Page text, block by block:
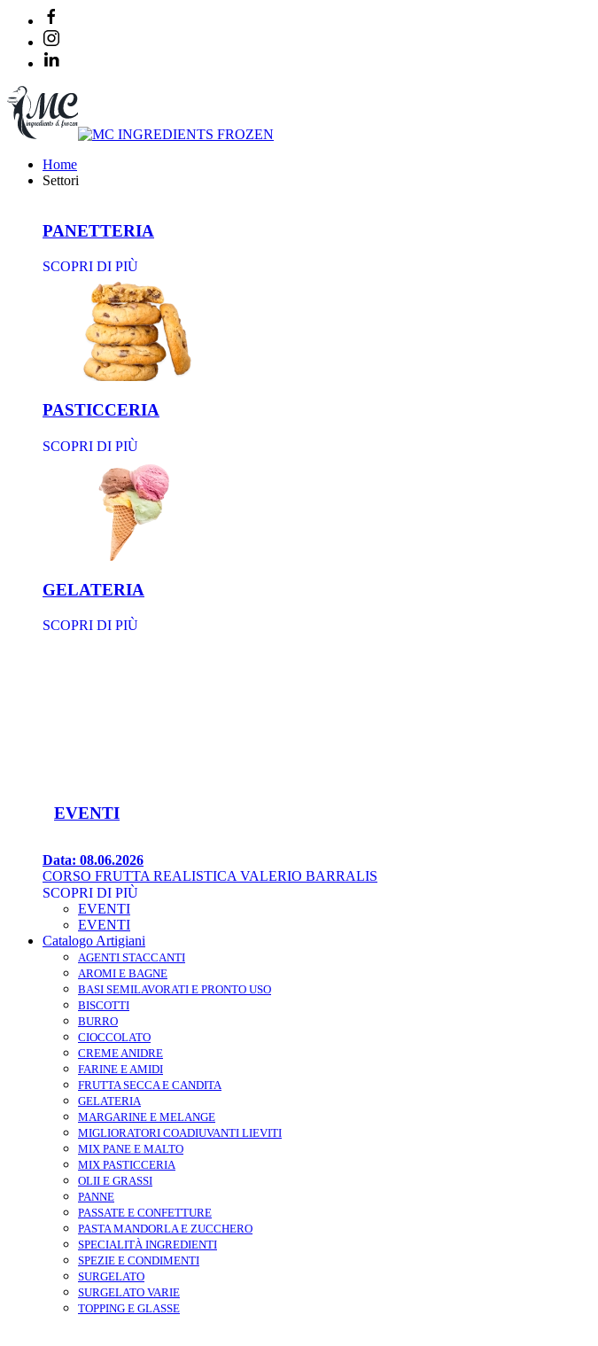
Home
Settori
PANETTERIA
SCOPRI DI PIÙ
PASTICCERIA
SCOPRI DI PIÙ
GELATERIA
SCOPRI DI PIÙ
EVENTI
Data: 08.06.2026
CORSO FRUTTA REALISTICA VALERIO BARRALIS
SCOPRI DI PIÙ
EVENTI
EVENTI
Catalogo Artigiani
AGENTI STACCANTI
AROMI E BAGNE
BASI SEMILAVORATI E PRONTO USO
BISCOTTI
BURRO
CIOCCOLATO
CREME ANIDRE
FARINE E AMIDI
FRUTTA SECCA E CANDITA
GELATERIA
MARGARINE E MELANGE
MIGLIORATORI COADIUVANTI LIEVITI
MIX PANE E MALTO
MIX PASTICCERIA
OLII E GRASSI
PANNE
PASSATE E CONFETTURE
PASTA MANDORLA E ZUCCHERO
SPECIALITÀ INGREDIENTI
SPEZIE E CONDIMENTI
SURGELATO
SURGELATO VARIE
TOPPING E GLASSE